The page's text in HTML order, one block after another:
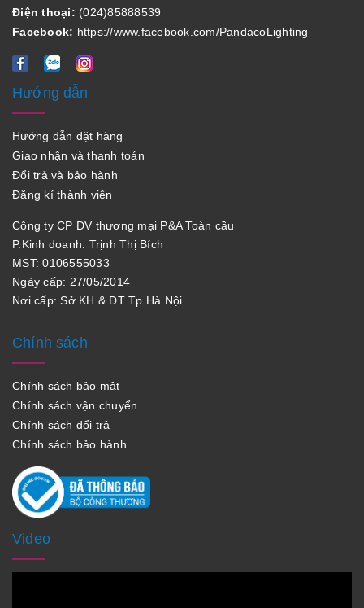
Điện thoại: (024)85888539
Facebook: https://www.facebook.com/PandacoLighting
Hướng dẫn
Hướng dẫn đặt hàng
Giao nhận và thanh toán
Đổi trả và bảo hành
Đăng kí thành viên
Công ty CP DV thương mại P&A Toàn cầu
P.Kinh doanh: Trịnh Thị Bích
MST: 0106555033
Ngày cấp: 27/05/2014
Nơi cấp: Sở KH & ĐT Tp Hà Nội
Chính sách
Chính sách bảo mật
Chính sách vận chuyển
Chính sách đổi trả
Chính sách bảo hành
Video